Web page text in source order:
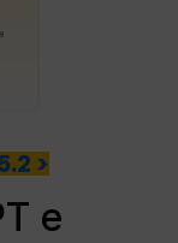
>
e